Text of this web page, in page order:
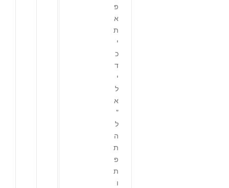
פ
א
ת
י
כ
ד
י
ל
א
"
ל
ה
ת
פ
ת
ו